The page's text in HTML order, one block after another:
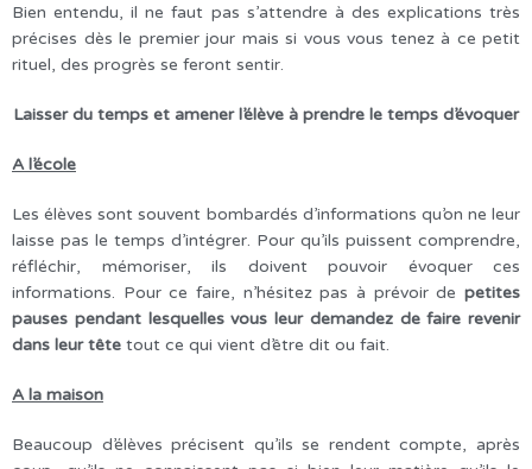
Bien entendu, il ne faut pas s’attendre à des explications très
précises dès le premier jour mais si vous vous tenez à ce petit
rituel, des progrès se feront sentir.
Laisser du temps et amener l’élève à prendre le temps d’évoquer
A l’école
Les élèves sont souvent bombardés d’informations qu’on ne leur
laisse pas le temps d’intégrer. Pour qu’ils puissent comprendre,
réfléchir, mémoriser, ils doivent pouvoir évoquer ces
informations. Pour ce faire, n’hésitez pas à prévoir de petites
pauses pendant lesquelles vous leur demandez de faire revenir
dans leur tête tout ce qui vient d’être dit ou fait.
A la maison
Beaucoup d’élèves précisent qu’ils se rendent compte, après